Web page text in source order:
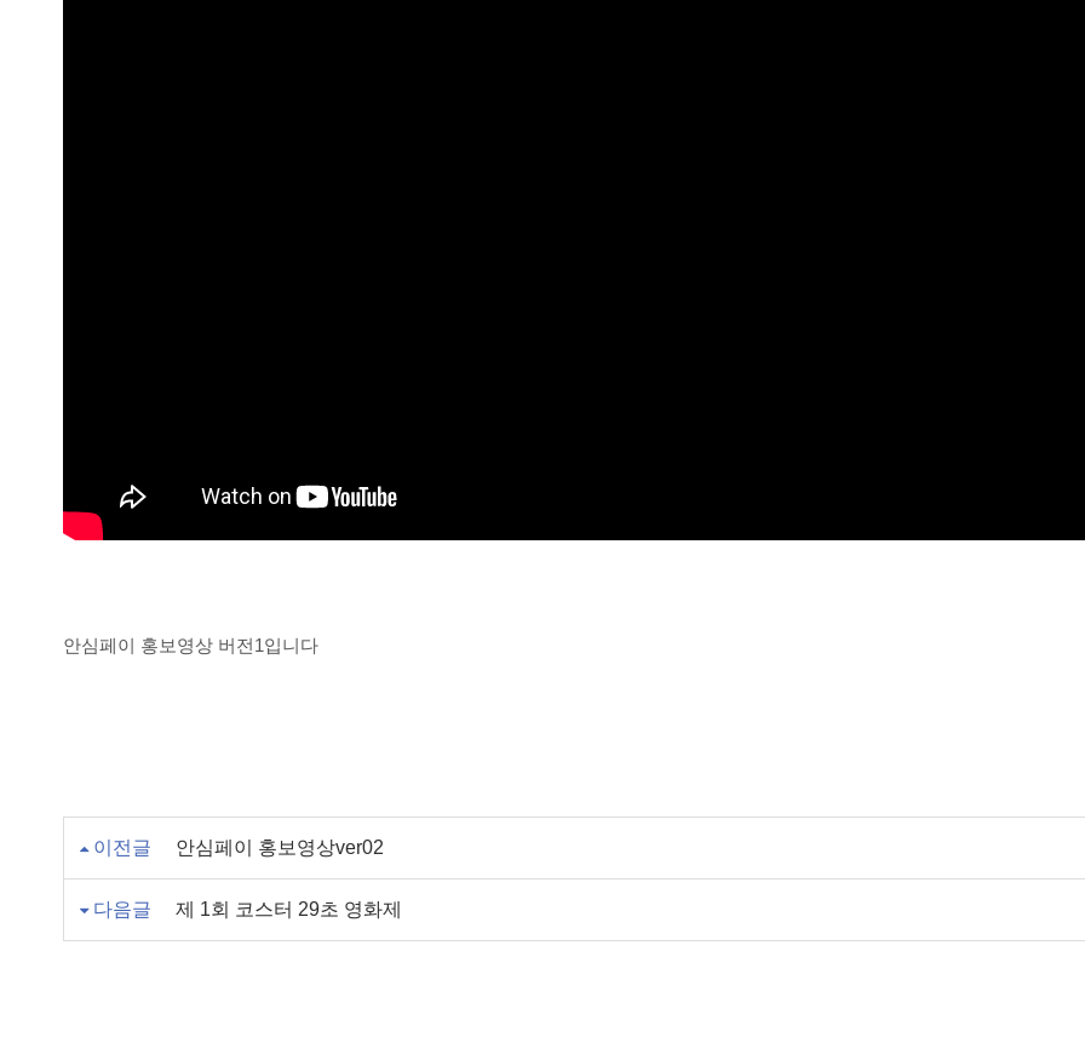
안심페이 홍보영상 버전1입니다
이전글 안심페이 홍보영상ver02
다음글 제 1회 코스터 29초 영화제